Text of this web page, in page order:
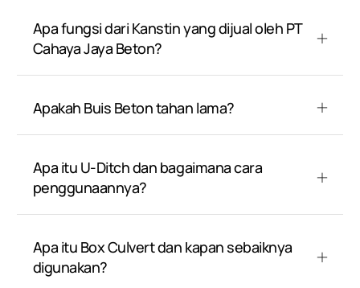
Apa fungsi dari Kanstin yang dijual oleh PT
Cahaya Jaya Beton?
Apakah Buis Beton tahan lama?
Apa itu U-Ditch dan bagaimana cara
penggunaannya?
Apa itu Box Culvert dan kapan sebaiknya
digunakan?